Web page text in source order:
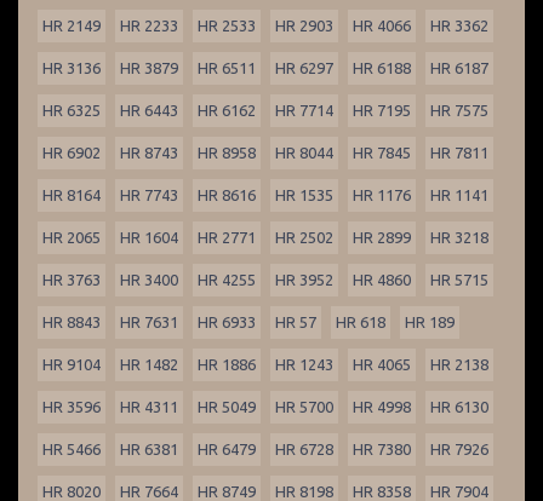
HR 2149 HR 2233 HR 2533 HR 2903 HR 4066 HR 3362
HR 3136 HR 3879 HR 6511 HR 6297 HR 6188 HR 6187
HR 6325 HR 6443 HR 6162 HR 7714 HR 7195 HR 7575
HR 6902 HR 8743 HR 8958 HR 8044 HR 7845 HR 7811
HR 8164 HR 7743 HR 8616 HR 1535 HR 1176 HR 1141
HR 2065 HR 1604 HR 2771 HR 2502 HR 2899 HR 3218
HR 3763 HR 3400 HR 4255 HR 3952 HR 4860 HR 5715
HR 8843 HR 7631 HR 6933 HR 57 HR 618 HR 189
HR 9104 HR 1482 HR 1886 HR 1243 HR 4065 HR 2138
HR 3596 HR 4311 HR 5049 HR 5700 HR 4998 HR 6130
HR 5466 HR 6381 HR 6479 HR 6728 HR 7380 HR 7926
HR 8020 HR 7664 HR 8749 HR 8198 HR 8358 HR 7904